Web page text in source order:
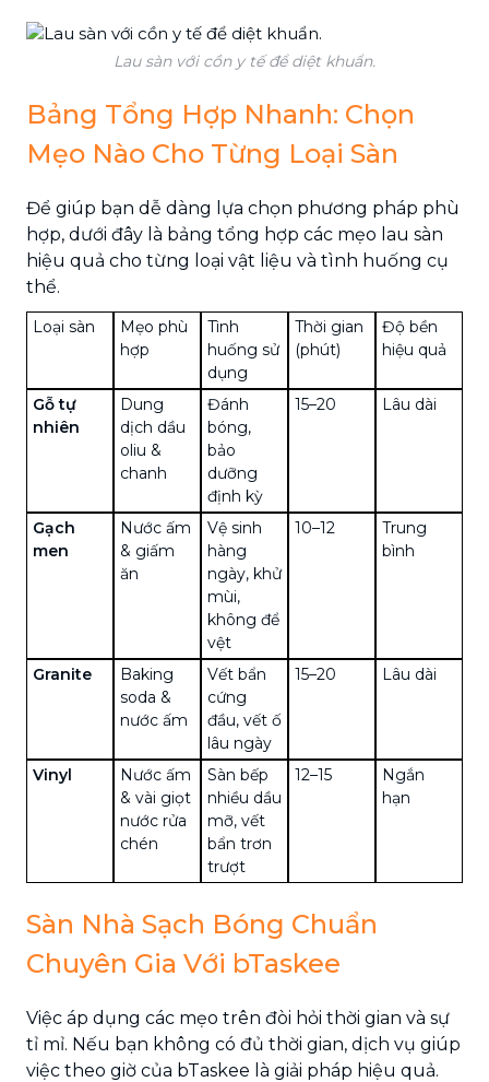
Lau sàn với cồn y tế để diệt khuẩn.
Bảng Tổng Hợp Nhanh: Chọn
Mẹo Nào Cho Từng Loại Sàn
Để giúp bạn dễ dàng lựa chọn phương pháp phù
hợp, dưới đây là bảng tổng hợp các mẹo lau sàn
hiệu quả cho từng loại vật liệu và tình huống cụ
thể.
Loại sàn
Mẹo phù
hợp
Tình
huống sử
dụng
Thời gian
(phút)
Độ bền
hiệu quả
Gỗ tự
nhiên
Dung
dịch dầu
oliu &
chanh
Đánh
bóng,
bảo
dưỡng
định kỳ
15–20 Lâu dài
Gạch
men
Nước ấm
& giấm
ăn
Vệ sinh
hàng
ngày, khử
mùi,
không để
vệt
10–12
Trung
bình
Granite
Baking
soda &
nước ấm
Vết bẩn
cứng
đầu, vết ố
lâu ngày
15–20 Lâu dài
Vinyl
Nước ấm
& vài giọt
nước rửa
chén
Sàn bếp
nhiều dầu
mỡ, vết
bẩn trơn
trượt
12–15
Ngắn
hạn
Sàn Nhà Sạch Bóng Chuẩn
Chuyên Gia Với bTaskee
Việc áp dụng các mẹo trên đòi hỏi thời gian và sự
tỉ mỉ. Nếu bạn không có đủ thời gian, dịch vụ giúp
việc theo giờ của bTaskee là giải pháp hiệu quả.